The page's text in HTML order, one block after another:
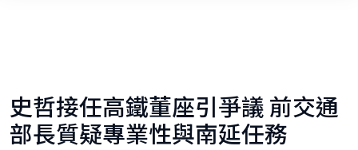
史哲接任高鐵董座引爭議 前交通
部長質疑專業性與南延任務